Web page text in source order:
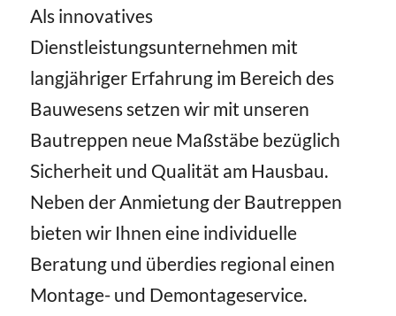
Als innovatives
Dienstleistungsunternehmen mit
langjähriger Erfahrung im Bereich des
Bauwesens setzen wir mit unseren
Bautreppen neue Maßstäbe bezüglich
Sicherheit und Qualität am Hausbau.
Neben der Anmietung der Bautreppen
bieten wir Ihnen eine individuelle
Beratung und überdies regional einen
Montage- und Demontageservice.